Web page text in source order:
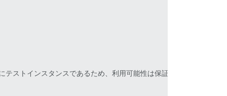
ンスタンスであるため、利用可能性は保証されません。